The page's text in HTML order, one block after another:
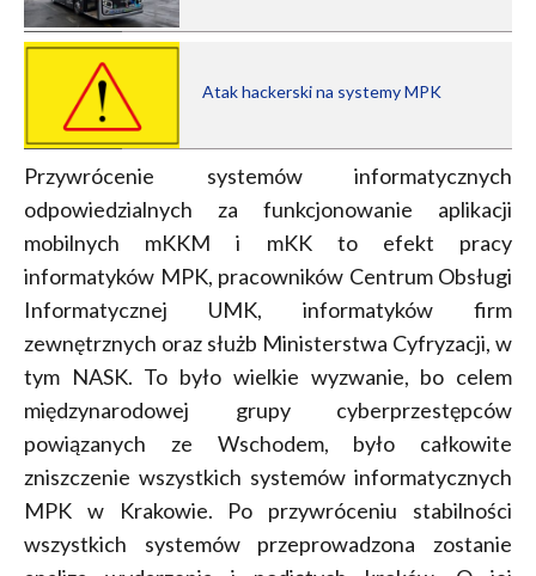
Atak hackerski na systemy MPK
Przywrócenie systemów informatycznych
odpowiedzialnych za funkcjonowanie aplikacji
mobilnych mKKM i mKK to efekt pracy
informatyków MPK, pracowników Centrum Obsługi
Informatycznej UMK, informatyków firm
zewnętrznych oraz służb Ministerstwa Cyfryzacji, w
tym NASK. To było wielkie wyzwanie, bo celem
międzynarodowej grupy cyberprzestępców
powiązanych ze Wschodem, było całkowite
zniszczenie wszystkich systemów informatycznych
MPK w Krakowie. Po przywróceniu stabilności
wszystkich systemów przeprowadzona zostanie